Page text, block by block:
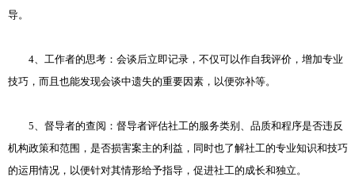
导。
4、工作者的思考：会谈后立即记录，不仅可以作自我评价，增加专业
技巧，而且也能发现会谈中遗失的重要因素，以便弥补等。
5、督导者的查阅：督导者评估社工的服务类别、品质和程序是否违反
机构政策和范围，是否损害案主的利益，同时也了解社工的专业知识和技巧
的运用情况，以便针对其情形给予指导，促进社工的成长和独立。